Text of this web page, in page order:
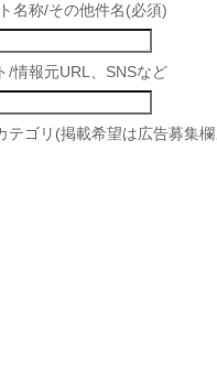
名称/その他件名(必須)
/情報元URL、SNSなど
テゴリ(掲載希望は広告募集